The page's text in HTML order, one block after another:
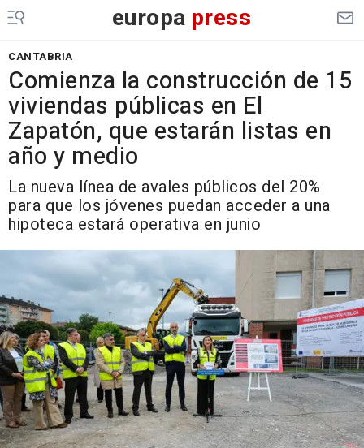
europa press
CANTABRIA
Comienza la construcción de 15
viviendas públicas en El
Zapatón, que estarán listas en
año y medio
La nueva línea de avales públicos del 20%
para que los jóvenes puedan acceder a una
hipoteca estará operativa en junio